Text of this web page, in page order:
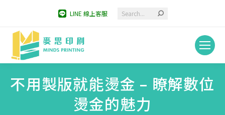
LINE 線上客服 Search:
不用製版就能燙金 – 瞭解數位
燙金的魅力